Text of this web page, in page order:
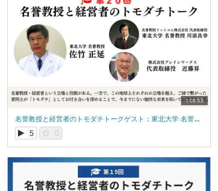
1:05:53
名誉教授と経営者のトモダチトークゲスト：東北大学 名誉教授 佐竹 正延 氏
5 0